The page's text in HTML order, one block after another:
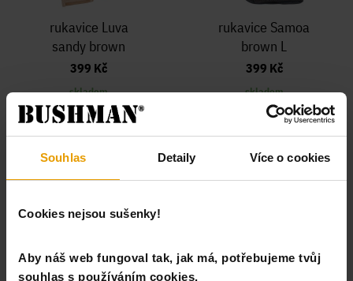
Souhlas Detaily Více o cookies
Cookies nejsou sušenky!
Aby náš web fungoval tak, jak má, potřebujeme tvůj
souhlas s používáním cookies.
rukavice Luva
sandy brown
399 Kč
skladem
rukavice Samoa
brown L
399 Kč
skladem